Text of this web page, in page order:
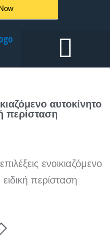
αυτοκίνητο
περίσταση
ενοικιαζόμενο
περίσταση